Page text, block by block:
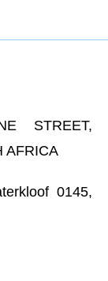
AFRICA
0145,